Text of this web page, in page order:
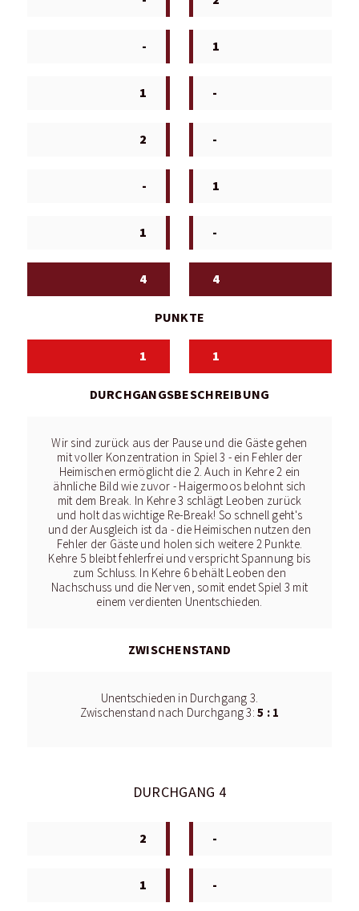
- 1
1 -
2 -
- 1
1 -
4 4
PUNKTE
1 1
DURCHGANGSBESCHREIBUNG
Wir sind zurück aus der Pause und die Gäste gehen
mit voller Konzentration in Spiel 3 - ein Fehler der
Heimischen ermöglicht die 2. Auch in Kehre 2 ein
ähnliche Bild wie zuvor - Haigermoos belohnt sich
mit dem Break. In Kehre 3 schlägt Leoben zurück
und holt das wichtige Re-Break! So schnell geht's
und der Ausgleich ist da - die Heimischen nutzen den
Fehler der Gäste und holen sich weitere 2 Punkte.
Kehre 5 bleibt fehlerfrei und verspricht Spannung bis
zum Schluss. In Kehre 6 behält Leoben den
Nachschuss und die Nerven, somit endet Spiel 3 mit
einem verdienten Unentschieden.
ZWISCHENSTAND
Unentschieden in Durchgang 3.
Zwischenstand nach Durchgang 3:5 : 1
DURCHGANG 4
2 -
1 -